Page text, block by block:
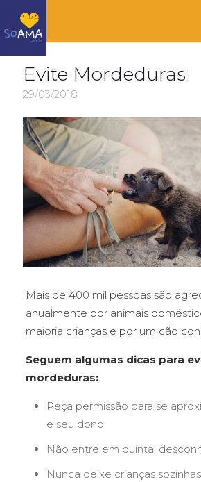
Evite Mordeduras
29/03/2018
Mais de 400 mil pessoas são
anualmente por animais
maioria crianças e por um cão
Seguem algumas dicas para
mordeduras:
Peça permissão para se
e seu dono.
Não entre em quintal
Nunca deixe crianças